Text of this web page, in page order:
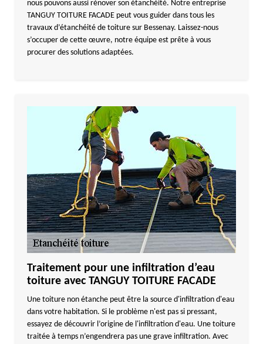
nous pouvons aussi rénover son étanchéité. Notre entreprise
TANGUY TOITURE FACADE peut vous guider dans tous les
travaux d’étanchéité de toiture sur Bessenay. Laissez-nous
s’occuper de cette œuvre, notre équipe est prête à vous
procurer des solutions adaptées.
Traitement pour une infiltration d’eau
toiture avec TANGUY TOITURE FACADE
Une toiture non étanche peut être la source d'infiltration d'eau
dans votre habitation. Si le problème n'est pas si pressant,
essayez de découvrir l’origine de l'infiltration d'eau. Une toiture
traitée à temps n’engendrera pas une grave infiltration. Avec